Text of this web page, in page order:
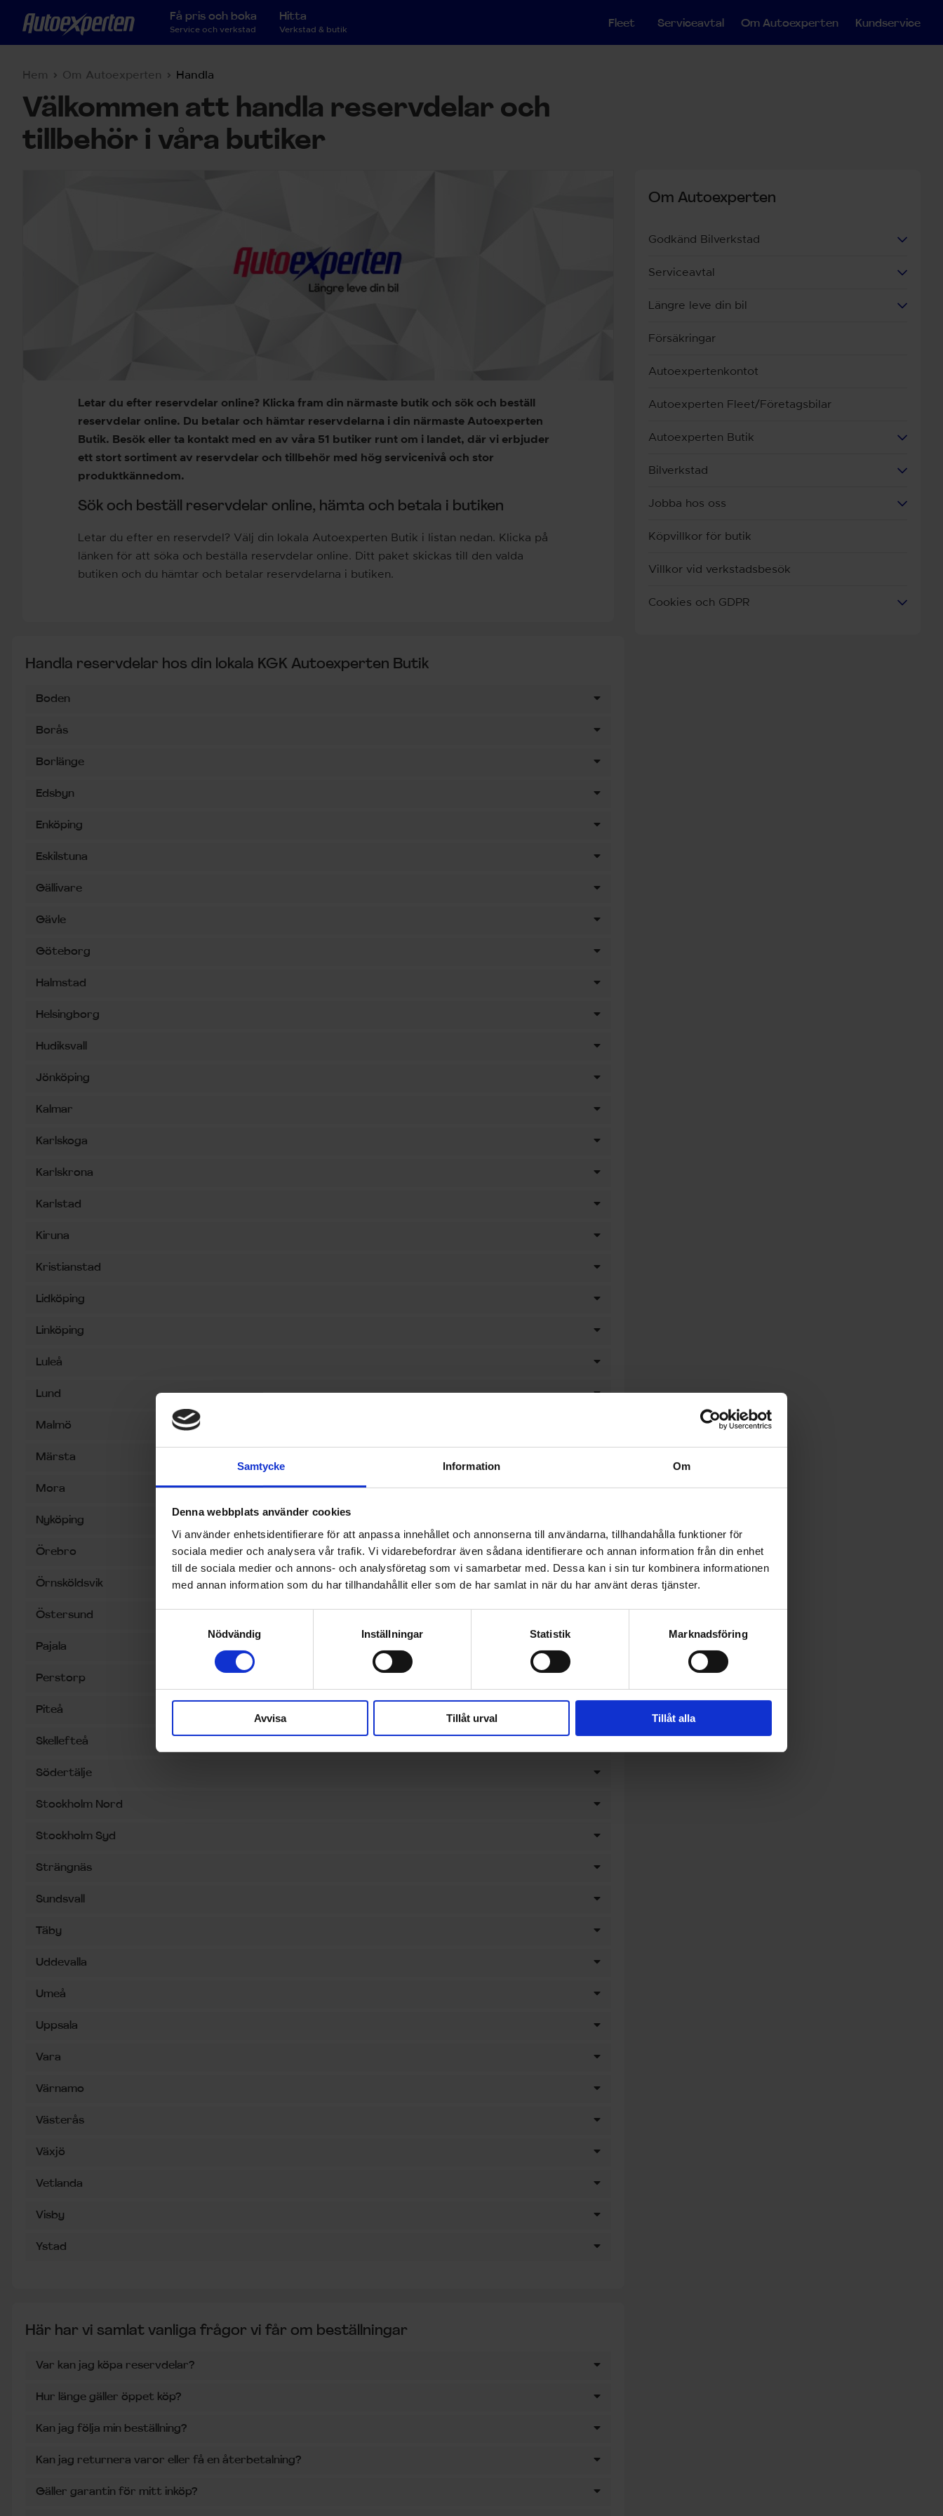
Samtycke Information Om
Denna webbplats använder cookies
Vi använder enhetsidentifierare för att anpassa innehållet och annonserna till användarna, tillhandahålla funktioner för
sociala medier och analysera vår trafik. Vi vidarebefordrar även sådana identifierare och annan information från din enhet
till de sociala medier och annons- och analysföretag som vi samarbetar med. Dessa kan i sin tur kombinera informationen
med annan information som du har tillhandahållit eller som de har samlat in när du har använt deras tjänster.
Nödvändig
Inställningar Statistik Marknadsföring
Avvisa Tillåt urval Tillåt alla
Få pris och boka
Service och verkstad
Hitta
Verkstad & butik Fleet Serviceavtal Om Autoexperten Kundservice
Hem Om Autoexperten Handla
Välkommen att handla reservdelar och
tillbehör i våra butiker
Letar du efter reservdelar online? Klicka fram din närmaste butik och sök och beställ
reservdelar online. Du betalar och hämtar reservdelarna i din närmaste Autoexperten
Butik. Besök eller ta kontakt med en av våra 51 butiker runt om i landet, där vi erbjuder
ett stort sortiment av reservdelar och tillbehör med hög servicenivå och stor
produktkännedom.
Sök och beställ reservdelar online, hämta och betala i butiken
Letar du efter en reservdel? Välj din lokala Autoexperten Butik i listan nedan. Klicka på
länken för att söka och beställa reservdelar online. Ditt paket skickas till den valda
butiken och du hämtar och betalar reservdelarna i butiken.
Handla reservdelar hos din lokala KGK Autoexperten Butik
Boden
Borås
Borlänge
Edsbyn
Enköping
Eskilstuna
Gällivare
Gävle
Göteborg
Halmstad
Helsingborg
Hudiksvall
Jönköping
Kalmar
Karlskoga
Karlskrona
Karlstad
Kiruna
Kristianstad
Lidköping
Linköping
Luleå
Lund
Malmö
Märsta
Mora
Nyköping
Örebro
Örnsköldsvik
Östersund
Pajala
Perstorp
Piteå
Skellefteå
Södertälje
Stockholm Nord
Stockholm Syd
Strängnäs
Sundsvall
Täby
Uddevalla
Umeå
Uppsala
Vara
Värnamo
Västerås
Växjö
Vetlanda
Visby
Ystad
Här har vi samlat vanliga frågor vi får om beställningar
Var kan jag köpa reservdelar?
Hur länge gäller öppet köp?
Kan jag följa min beställning?
Kan jag returnera varor eller få en återbetalning?
Gäller garantin för mitt inköp?
Om Autoexperten
Godkänd Bilverkstad
Serviceavtal
Längre leve din bil
Försäkringar
Autoexpertenkontot
Autoexperten Fleet/Företagsbilar
Autoexperten Butik
Bilverkstad
Jobba hos oss
Köpvillkor för butik
Villkor vid verkstadsbesök
Cookies och GDPR